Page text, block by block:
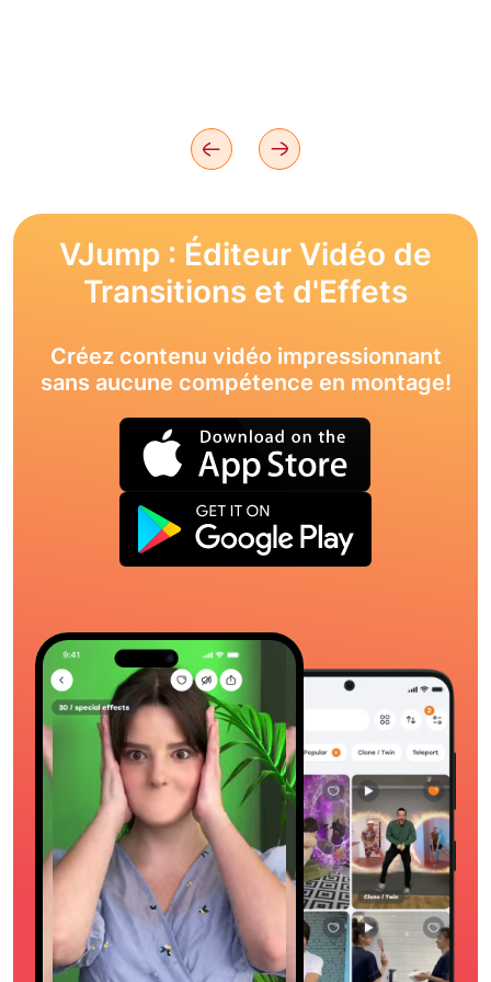
VJump : Éditeur Vidéo de
Transitions et d'Effets
Créez contenu vidéo impressionnant
sans aucune compétence en montage!